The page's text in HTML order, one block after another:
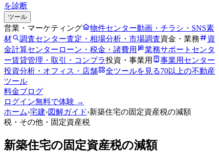
を診断
ツール
営業・マーケティング 物件センター動画・チラシ・SNS素
材
調査センター査定・相場分析・市場調査資金・業務
資
金計算センター ローン・税金・諸費用
業務サポートセンタ
ー賃貸管理・取引・コンプラ投資・事業用
事業用センター
投資分析・オフィス・店舗
全ツールを見る70以上の不動産
ツール
料金ブログ
ログイン無料で体験 →
ホーム›宅建›図解ガイド›新築住宅の固定資産税の減額
税・その他 ・固定資産税
新築住宅の固定資産税の減額